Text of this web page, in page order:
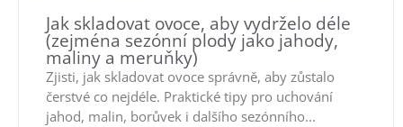
Jak skladovat ovoce, aby vydrželo déle
(zejména sezónní plody jako jahody,
maliny a meruňky)
Zjisti, jak skladovat ovoce správně, aby zůstalo
čerstvé co nejdéle. Praktické tipy pro uchování
jahod, malin, borůvek i dalšího sezónního...